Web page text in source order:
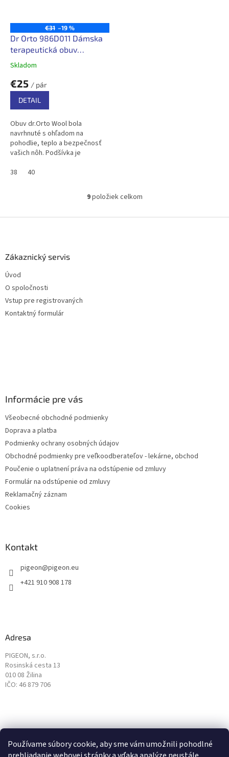
Používame súbory cookie, aby sme vám umožnili pohodlné
€31 –19 %
Dr Orto 986D011 Dámska
terapeutická obuv
zateplená
Skladom
€25 / pár
DETAIL
Obuv dr.Orto Wool bola
navrhnuté s ohľadom na
pohodlie, teplo a bezpečnosť
vašich nôh. Podšívka je
ovčej vlny, ktorá poskytuje
38 40
O
l
9položiek celkom
Zákaznický servis
Úvod
O spoločnosti
Vstup pre registrovaných
Kontaktný formulár
Informácie pre vás
Všeobecné obchodné podmienky
Doprava a platba
Podmienky ochrany osobných údajov
Obchodné podmienky pre veľkoodberateľov - lekárne, obchod
Poučenie o uplatnení práva na odstúpenie od zmluvy
Formulár na odstúpenie od zmluvy
Reklamačný záznam
Cookies
Kontakt
pigeon@pigeon.eu
+421 910 908 178
Adresa
PIGEON, s.r.o.
Rosinská cesta 13
010 08 Žilina
IČO: 46 879 706